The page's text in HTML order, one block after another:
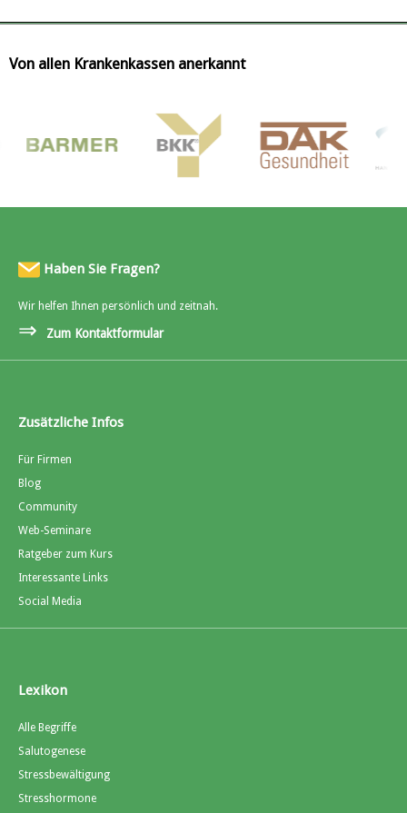
Von allen Krankenkassen anerkannt
Haben Sie Fragen?
Wir helfen Ihnen persönlich und zeitnah.
⇒ Zum Kontaktformular
Zusätzliche Infos
Für Firmen
Blog
Community
Web-Seminare
Ratgeber zum Kurs
Interessante Links
Social Media
Lexikon
Alle Begriffe
Salutogenese
Stressbewältigung
Stresshormone